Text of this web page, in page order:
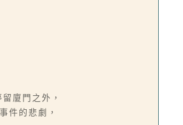
廈門之外，
件的悲劇，